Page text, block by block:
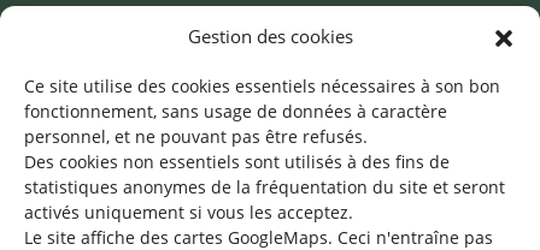
Gestion des cookies
Ce site utilise des cookies essentiels nécessaires à son bon
fonctionnement, sans usage de données à caractère
personnel, et ne pouvant pas être refusés.
Des cookies non essentiels sont utilisés à des fins de
statistiques anonymes de la fréquentation du site et seront
activés uniquement si vous les acceptez.
Le site affiche des cartes GoogleMaps. Ceci n'entraîne pas
Mentions légales
Une offre du